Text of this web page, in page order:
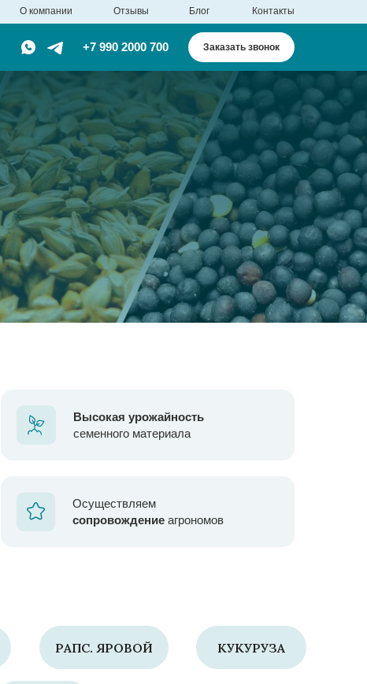
Отзывы Блог Контакты
Заказать звонок
+7 990 2000 700
О компании
Высокая урожайность
семенного материала
Осуществляем
сопровождение агрономов
РАПС. ЯРОВОЙ КУКУРУЗА